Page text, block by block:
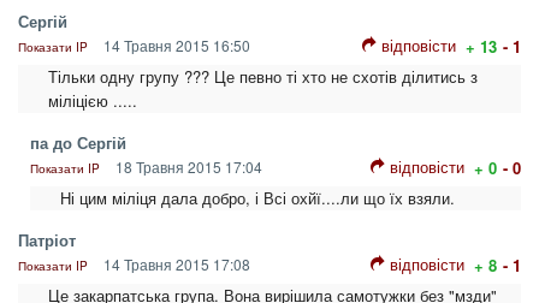
Сергій
Показати IP 14 Травня 2015 16:50 відповісти + 13 - 1
Тільки одну групу ??? Це певно ті хто не схотів ділитись з
міліцією .....
па до Сергій
Показати IP 18 Травня 2015 17:04 відповісти + 0 - 0
Ні цим міліця дала добро, і Всі охйї....ли що їх взяли.
Патріот
Показати IP 14 Травня 2015 17:08 відповісти + 8 - 1
Це закарпатська група. Вона вирішила самотужки без "мзди"